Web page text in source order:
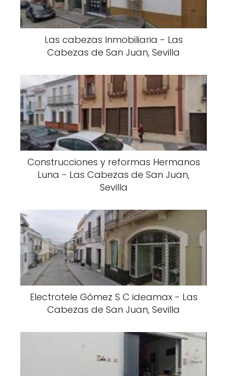
Las cabezas Inmobiliaria - Las
Cabezas de San Juan, Sevilla
Construcciones y reformas Hermanos
Luna - Las Cabezas de San Juan,
Sevilla
Electrotele Gómez S C ideamax - Las
Cabezas de San Juan, Sevilla